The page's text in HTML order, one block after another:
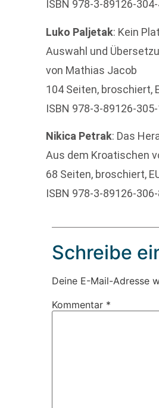
ISBN 978-3-89126-
Luko Paljetak: Kein
Auswahl und
von Mathias Jacob
104 Seiten, broschiert,
ISBN 978-3-89126-305-
Nikica Petrak: Das
Aus dem Kroatischen
68 Seiten, broschiert,
ISBN 978-3-89126-
Schreibe
Deine E-Mail-Adresse
Kommentar *